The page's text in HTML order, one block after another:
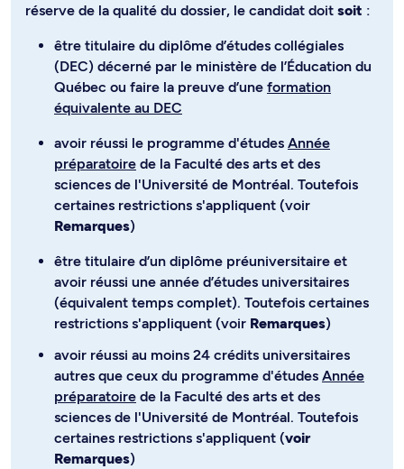
réserve de la qualité du dossier, le candidat doit soit :
être titulaire du diplôme d’études collégiales
(DEC) décerné par le ministère de l’Éducation du
Québec ou faire la preuve d’une formation
équivalente au DEC
avoir réussi le programme d'études Année
préparatoire de la Faculté des arts et des
sciences de l'Université de Montréal. Toutefois
certaines restrictions s'appliquent (voir
Remarques)
être titulaire d’un diplôme préuniversitaire et
avoir réussi une année d’études universitaires
(équivalent temps complet). Toutefois certaines
restrictions s'appliquent (voir Remarques)
avoir réussi au moins 24 crédits universitaires
autres que ceux du programme d'études Année
préparatoire de la Faculté des arts et des
sciences de l'Université de Montréal. Toutefois
certaines restrictions s'appliquent (voir
Remarques)